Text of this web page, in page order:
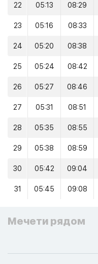
22 05:13 08:29
23 05:16 08:33
24 05:20 08:38
25 05:24 08:42
26 05:27 08:46
27 05:31 08:51
28 05:35 08:55
29 05:38 08:59
30 05:42 09:04
31 05:45 09:08
Мечети рядом